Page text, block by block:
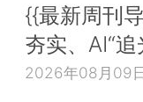
{{最新周刊
夯实、AI“
2026年08月09